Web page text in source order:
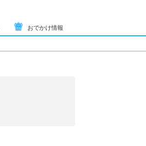
おでかけ情報